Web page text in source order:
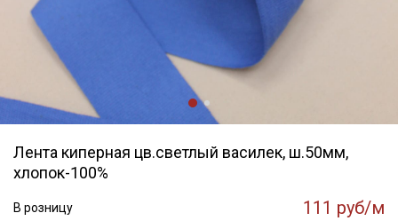
Лента киперная цв.светлый василек, ш.50мм,
хлопок-100%
В розницу 111 руб/м